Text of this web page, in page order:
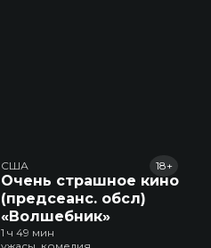
США
Очень страшное кино
(предсеанс. обсл)
«Волшебник»
18+
1 ч 49 мин
ужасы, комедия